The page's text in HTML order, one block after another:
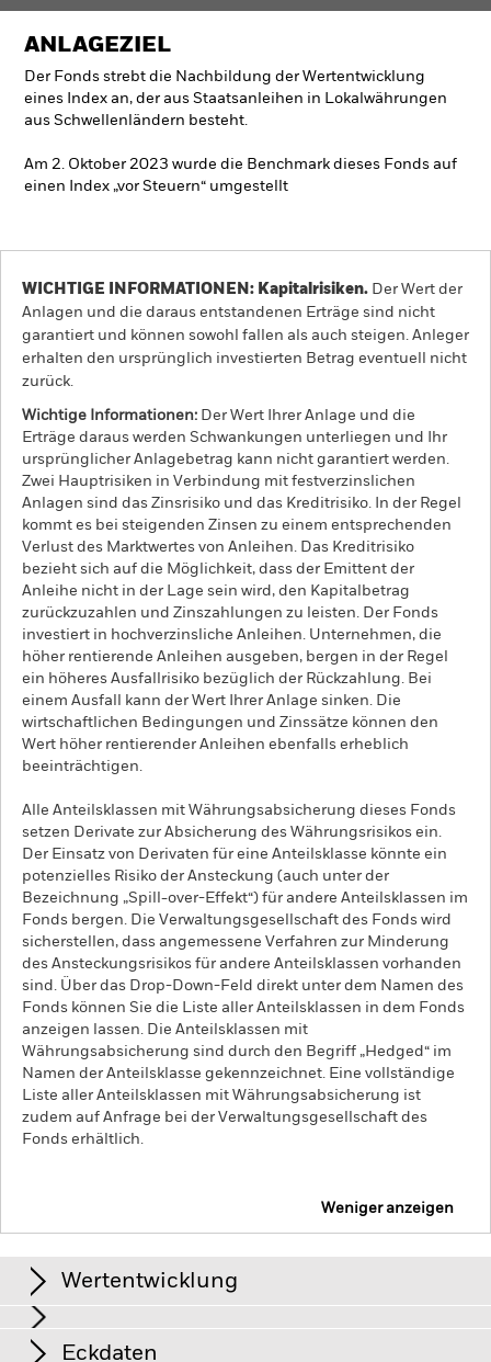
ANLAGEZIEL
Der Fonds strebt die Nachbildung der Wertentwicklung
eines Index an, der aus Staatsanleihen in Lokalwährungen
aus Schwellenländern besteht.
Am 2. Oktober 2023 wurde die Benchmark dieses Fonds auf
einen Index „vor Steuern“ umgestellt
WICHTIGE INFORMATIONEN: Kapitalrisiken. Der Wert der
Anlagen und die daraus entstandenen Erträge sind nicht
garantiert und können sowohl fallen als auch steigen. Anleger
erhalten den ursprünglich investierten Betrag eventuell nicht
zurück.
Wichtige Informationen: Der Wert Ihrer Anlage und die
Erträge daraus werden Schwankungen unterliegen und Ihr
ursprünglicher Anlagebetrag kann nicht garantiert werden.
Zwei Hauptrisiken in Verbindung mit festverzinslichen
Anlagen sind das Zinsrisiko und das Kreditrisiko. In der Regel
kommt es bei steigenden Zinsen zu einem entsprechenden
Verlust des Marktwertes von Anleihen. Das Kreditrisiko
bezieht sich auf die Möglichkeit, dass der Emittent der
Anleihe nicht in der Lage sein wird, den Kapitalbetrag
zurückzuzahlen und Zinszahlungen zu leisten. Der Fonds
investiert in hochverzinsliche Anleihen. Unternehmen, die
höher rentierende Anleihen ausgeben, bergen in der Regel
ein höheres Ausfallrisiko bezüglich der Rückzahlung. Bei
einem Ausfall kann der Wert Ihrer Anlage sinken. Die
wirtschaftlichen Bedingungen und Zinssätze können den
Wert höher rentierender Anleihen ebenfalls erheblich
beeinträchtigen.
Alle Anteilsklassen mit Währungsabsicherung dieses Fonds
setzen Derivate zur Absicherung des Währungsrisikos ein.
Der Einsatz von Derivaten für eine Anteilsklasse könnte ein
potenzielles Risiko der Ansteckung (auch unter der
Bezeichnung „Spill-over-Effekt“) für andere Anteilsklassen im
Fonds bergen. Die Verwaltungsgesellschaft des Fonds wird
sicherstellen, dass angemessene Verfahren zur Minderung
des Ansteckungsrisikos für andere Anteilsklassen vorhanden
sind. Über das Drop-Down-Feld direkt unter dem Namen des
Fonds können Sie die Liste aller Anteilsklassen in dem Fonds
anzeigen lassen. Die Anteilsklassen mit
Währungsabsicherung sind durch den Begriff „Hedged“ im
Namen der Anteilsklasse gekennzeichnet. Eine vollständige
Liste aller Anteilsklassen mit Währungsabsicherung ist
zudem auf Anfrage bei der Verwaltungsgesellschaft des
Fonds erhältlich.
Weniger anzeigen
Wertentwicklung
Kreditrisiken, Zinsschwankungen und/oder der Ausfall eines
Eckdaten